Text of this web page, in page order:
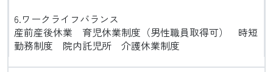
6.ワークライフバランス
産前産後休業 育児休業制度（男性職員取得可） 時短
勤務制度 院内託児所 介護休業制度